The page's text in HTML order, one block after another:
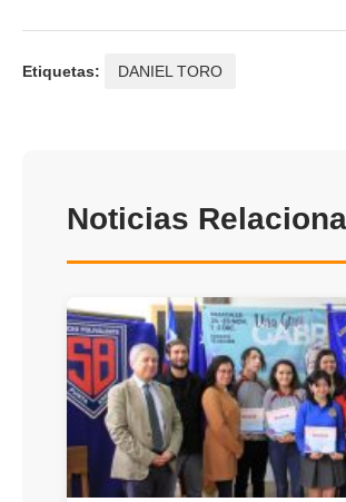
Etiquetas: DANIEL TORO
Noticias